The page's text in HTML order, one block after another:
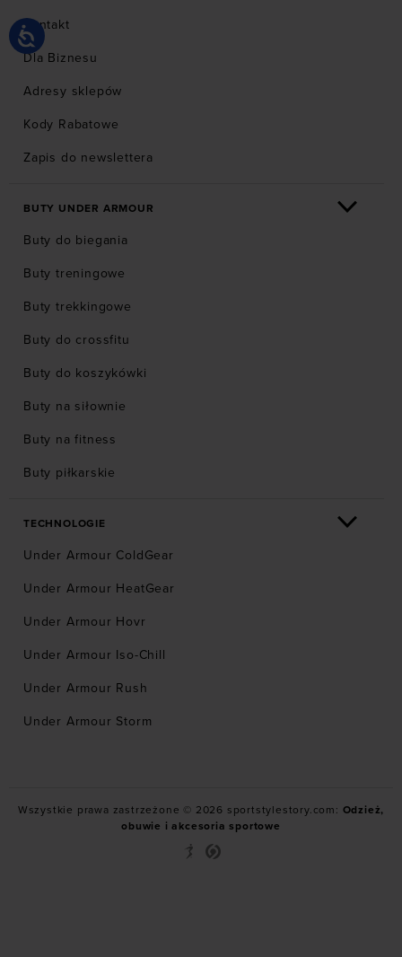
Kontakt
Dla Biznesu
Adresy sklepów
Kody Rabatowe
Zapis do newslettera
BUTY UNDER ARMOUR
Buty do biegania
Buty treningowe
Buty trekkingowe
Buty do crossfitu
Buty do koszykówki
Buty na siłownie
Buty na fitness
Buty piłkarskie
TECHNOLOGIE
Under Armour ColdGear
Under Armour HeatGear
Under Armour Hovr
Under Armour Iso-Chill
Under Armour Rush
Under Armour Storm
Wszystkie prawa zastrzeżone © 2026 sportstylestory.com: Odzież,
obuwie i akcesoria sportowe